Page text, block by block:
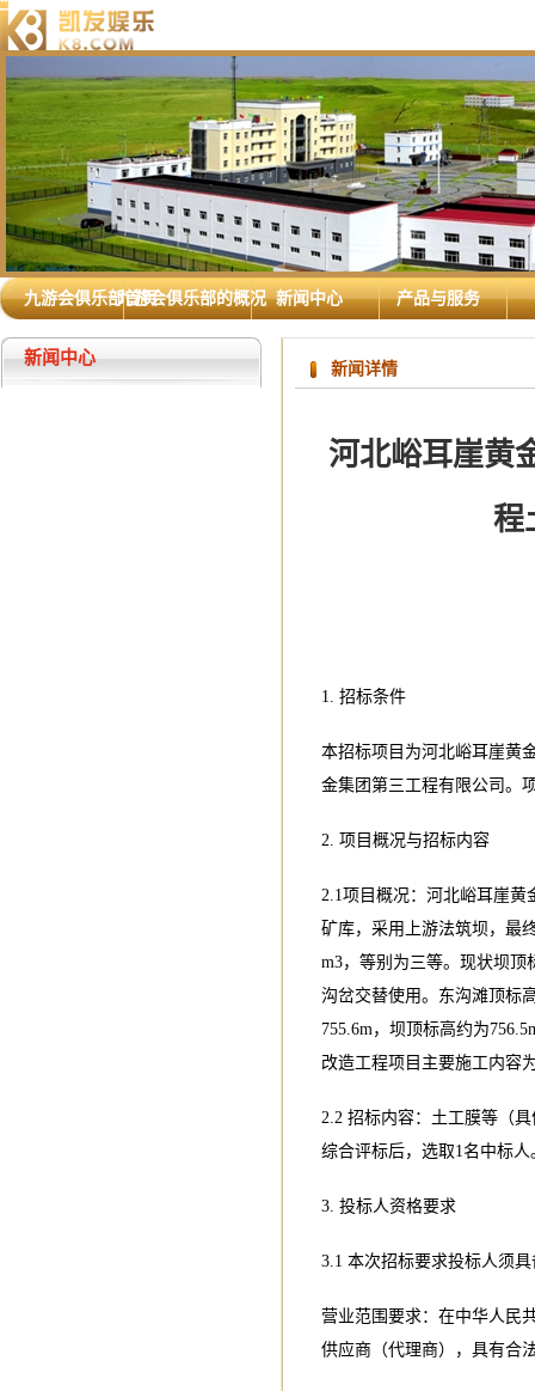
九游会俱乐部首页九游会俱乐部的概况 新闻中心 产品与服务
新闻中心
新闻详情
河北峪耳崖黄
程
1. 招标条件
本招标项目为河北峪耳崖黄
金集团第三工程有限公司。
2. 项目概况与招标内容
2.1项目概况：河北峪耳崖
矿库，采用上游法筑坝，最
m3，等别为三等。现状坝顶
沟岔交替使用。东沟滩顶标
755.6m，坝顶标高约为
改造工程项目主要施工内容
2.2 招标内容：土工膜等（
综合评标后，选取1名中标人
3. 投标人资格要求
3.1 本次招标要求投标人须
营业范围要求：在中华人民
供应商（代理商），具有合